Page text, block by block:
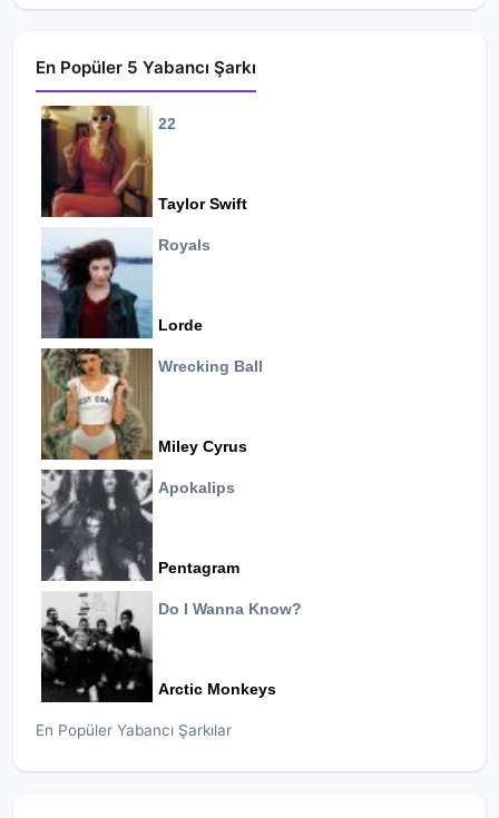
En Popüler 5 Yabancı Şarkı
22
Taylor Swift
Royals
Lorde
Wrecking Ball
Miley Cyrus
Apokalips
Pentagram
Do I Wanna Know?
Arctic Monkeys
En Popüler Yabancı Şarkılar